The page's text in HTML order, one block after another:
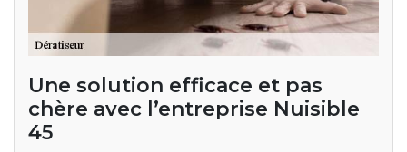
Une solution efficace et pas
chère avec l’entreprise Nuisible
45